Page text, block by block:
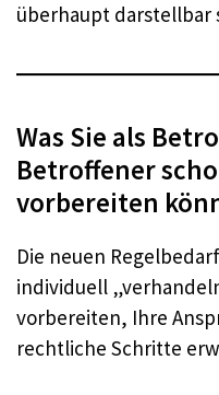
überhaupt darstellbar
Was Sie als
Betroffener
vorbereiten
Die neuen
individuell
vorbereiten, Ihre
rechtliche Schritte